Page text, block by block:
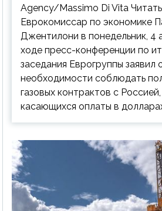
Agency/Massimo Di Vita Читать
Еврокомиссар по экономике
Джентилони в понедельник, 4
ходе пресс-конференции по
заседания Еврогруппы заявил
необходимости соблюдать
газовых контрактов с Россией,
касающихся оплаты в